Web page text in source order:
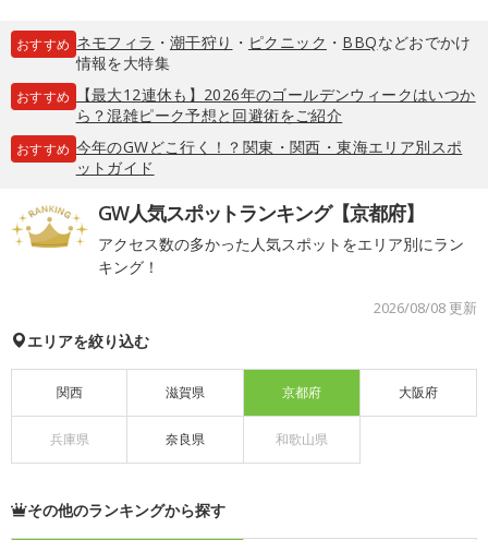
おすすめ ネモフィラ ・ 潮干狩り ・ ピクニック ・ BBQなどおでかけ
情報を大特集
おすすめ
【最大12連休も】2026年のゴールデンウィークはいつか
ら？混雑ピーク予想と回避術をご紹介
おすすめ 今年のGWどこ行く！？関東・関西・東海エリア別スポ
ットガイド
GW人気スポットランキング【京都府】
アクセス数の多かった人気スポットをエリア別にラン
キング！
2026/08/08 更新
エリアを絞り込む
関西 滋賀県 京都府 大阪府
兵庫県 奈良県 和歌山県
その他のランキングから探す